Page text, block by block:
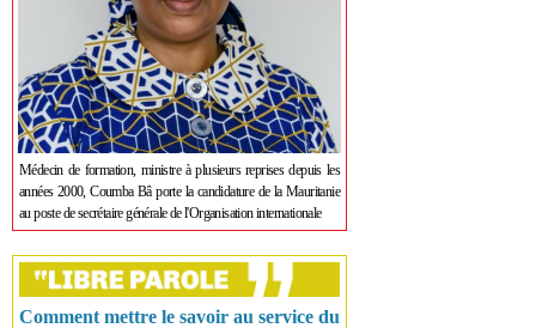
Médecin de formation, ministre à plusieurs reprises depuis les
années 2000, Coumba Bâ porte la candidature de la Mauritanie
au poste de secrétaire générale de l'Organisation internationale
Comment mettre le savoir au service du